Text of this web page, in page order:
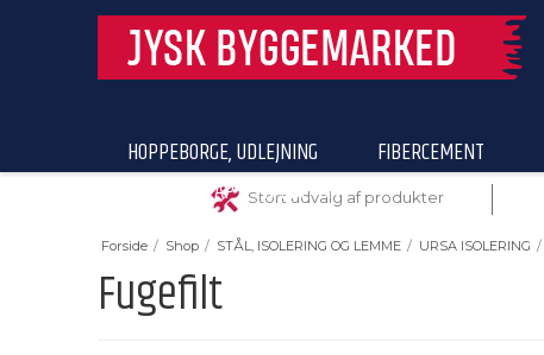
HOPPEBORGE, UDLEJNING FIBERCEMENT
BYGNINGSPAP & TRÆBETONStort udvalg af produkter
Forside / Shop / STÅL, ISOLERING OG LEMME / URSA ISOLERING /
Fugefilt